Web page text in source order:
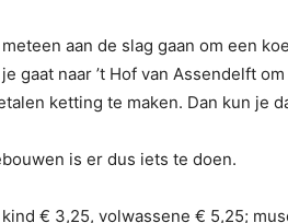
aan de slag gaan om een
gaat naar ’t Hof van Assendelft
ketting te maken. Dan kun je
is er dus iets te doen.
€ 3,25, volwassene € 5,25;